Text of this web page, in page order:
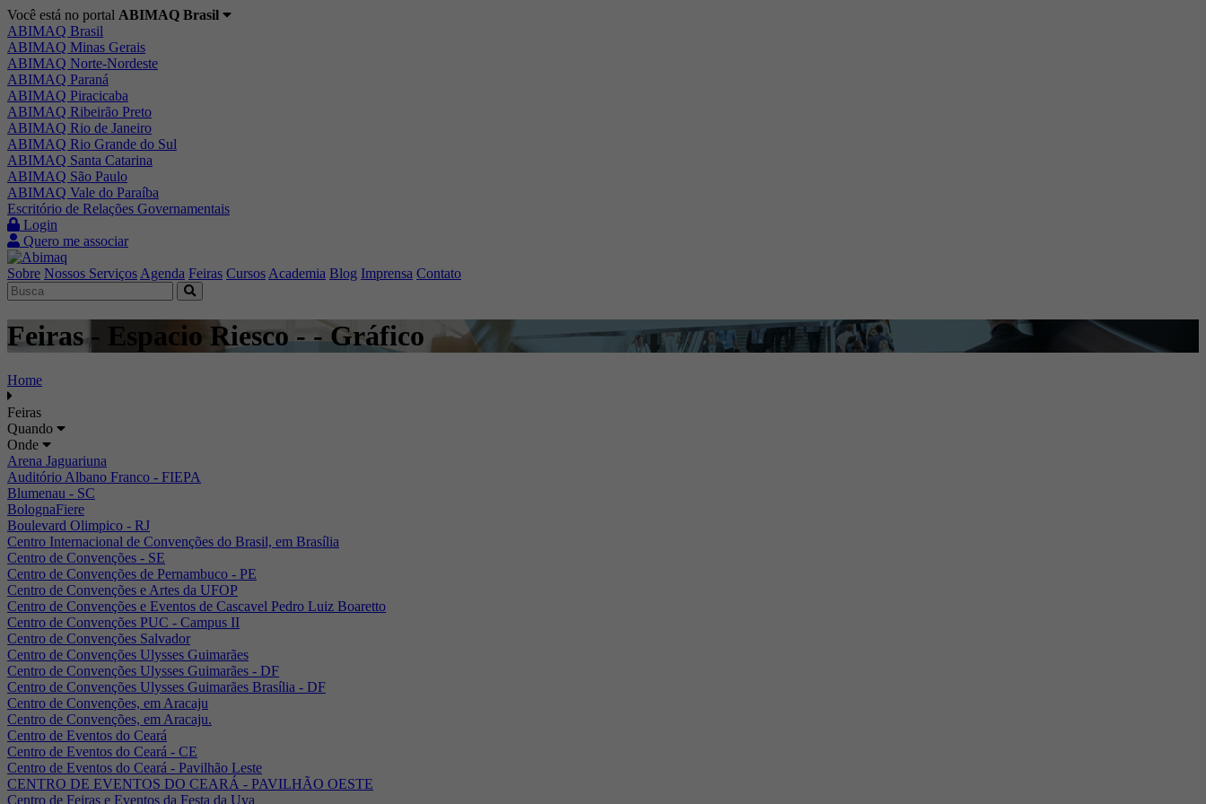
Você está no portal ABIMAQ Brasil
ABIMAQ Brasil
ABIMAQ Minas Gerais
ABIMAQ Norte-Nordeste
ABIMAQ Paraná
ABIMAQ Piracicaba
ABIMAQ Ribeirão Preto
ABIMAQ Rio de Janeiro
ABIMAQ Rio Grande do Sul
ABIMAQ Santa Catarina
ABIMAQ São Paulo
ABIMAQ Vale do Paraíba
Escritório de Relações Governamentais
Login
Quero me associar
Sobre Nossos Serviços Agenda Feiras Cursos Academia Blog Imprensa Contato
Feiras - Espacio Riesco - - Gráfico
Home
Feiras
Quando
Onde
Arena Jaguariuna
Auditório Albano Franco - FIEPA
Blumenau - SC
BolognaFiere
Boulevard Olimpico - RJ
Centro Internacional de Convenções do Brasil, em Brasília
Centro de Convenções - SE
Centro de Convenções de Pernambuco - PE
Centro de Convenções e Artes da UFOP
Centro de Convenções e Eventos de Cascavel Pedro Luiz Boaretto
Centro de Convenções PUC - Campus II
Centro de Convenções Salvador
Centro de Convenções Ulysses Guimarães
Centro de Convenções Ulysses Guimarães - DF
Centro de Convenções Ulysses Guimarães Brasília - DF
Centro de Convenções, em Aracaju
Centro de Convenções, em Aracaju.
Centro de Eventos do Ceará
Centro de Eventos do Ceará - CE
Centro de Eventos do Ceará - Pavilhão Leste
CENTRO DE EVENTOS DO CEARÁ - PAVILHÃO OESTE
Centro de Feiras e Eventos da Festa da Uva